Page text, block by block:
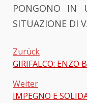
PONGONO IN
SITUAZIONE DI
Zurück
GIRIFALCO: ENZO
Weiter
IMPEGNO E